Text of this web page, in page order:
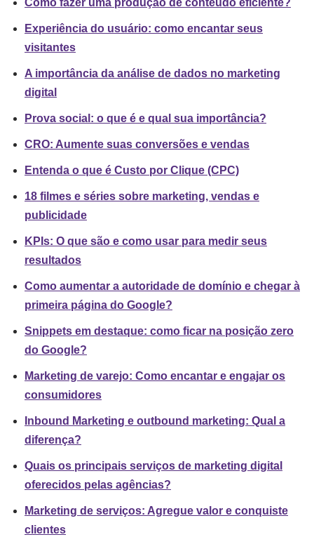
Como fazer uma produção de conteúdo eficiente?
Experiência do usuário: como encantar seus
visitantes
A importância da análise de dados no marketing
digital
Prova social: o que é e qual sua importância?
CRO: Aumente suas conversões e vendas
Entenda o que é Custo por Clique (CPC)
18 filmes e séries sobre marketing, vendas e
publicidade
KPIs: O que são e como usar para medir seus
resultados
Como aumentar a autoridade de domínio e chegar à
primeira página do Google?
Snippets em destaque: como ficar na posição zero
do Google?
Marketing de varejo: Como encantar e engajar os
consumidores
Inbound Marketing e outbound marketing: Qual a
diferença?
Quais os principais serviços de marketing digital
oferecidos pelas agências?
Marketing de serviços: Agregue valor e conquiste
clientes